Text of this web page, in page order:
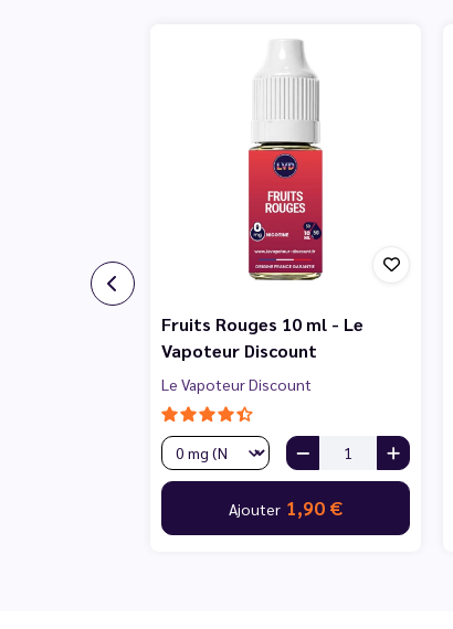
Fruits Rouges 10 ml - Le
Vapoteur Discount
Le Vapoteur Discount
Ajouter 1,90 €